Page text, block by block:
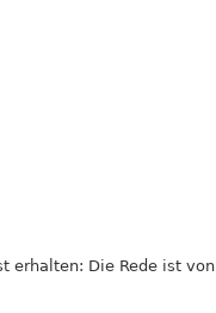
erhalten: Die Rede ist von